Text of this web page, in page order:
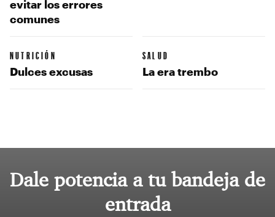
evitar los errores
comunes
NUTRICIÓN
Dulces excusas
SALUD
La era trembo
Dale potencia a tu bandeja de
entrada